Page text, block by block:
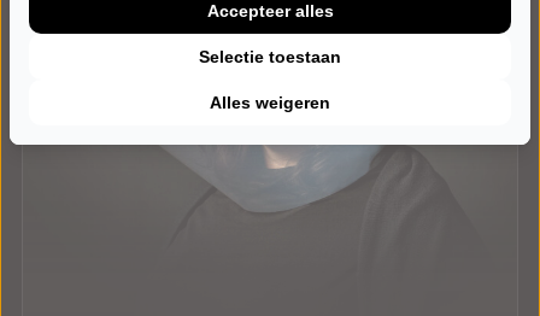
Alles weigeren
Selectie toestaan
Accepteer alles